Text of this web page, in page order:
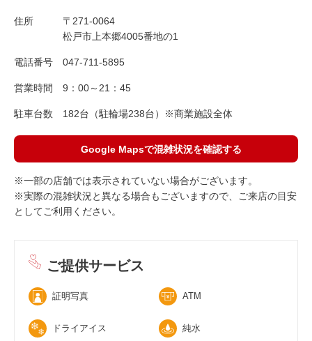
住所
〒271-0064
松戸市上本郷4005番地の1
電話番号 047-711-5895
営業時間 9：00～21：45
駐車台数 182台（駐輪場238台）※商業施設全体
Google Mapsで混雑状況を確認する
※一部の店舗では表示されていない場合がございます。
※実際の混雑状況と異なる場合もございますので、ご来店の目安
としてご利用ください。
ご提供サービス
証明写真 ATM
ドライアイス 純水